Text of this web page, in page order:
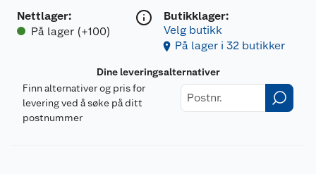
Nettlager:
På lager (+100)
Butikklager:
Velg butikk
På lager i 32 butikker
Dine leveringsalternativer
Finn alternativer og pris for
levering ved å søke på ditt
postnummer